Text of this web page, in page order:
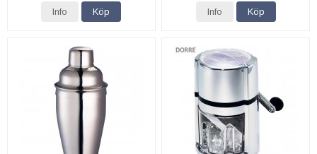
Info Köp Info Köp